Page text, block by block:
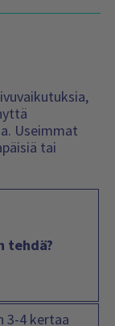
Useimmat
tai
tehdä?
3-4 kertaa